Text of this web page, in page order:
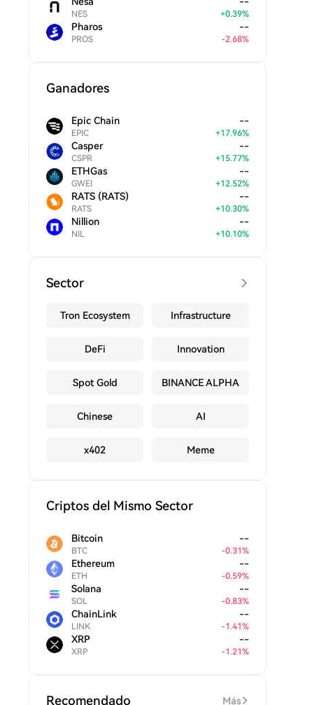
NES +0.39%
Pharos
PROS
--
-2.68%
Ganadores
Epic Chain
EPIC
--
+17.96%
Casper
CSPR
--
+15.77%
ETHGas
GWEI
--
+12.52%
RATS (RATS)
RATS
--
+10.30%
Nillion
NIL
--
+10.10%
Sector
Tron Ecosystem Infrastructure
DeFi Innovation
Spot Gold BINANCE ALPHA
Chinese AI
x402 Meme
Criptos del Mismo Sector
Bitcoin
BTC
--
-0.31%
Ethereum
ETH
--
-0.59%
Solana
SOL
--
-0.83%
ChainLink
LINK
--
-1.41%
XRP
XRP
--
-1.21%
Recomendado Más